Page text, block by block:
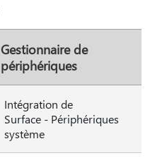
Gestionnaire de
périphériques
Intégration de
Surface - Périphériques
système